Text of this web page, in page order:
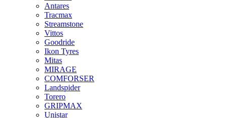
Antares
Tracmax
Streamstone
Vittos
Goodride
Ikon Tyres
Mitas
MIRAGE
COMFORSER
Landspider
Torero
GRIPMAX
Unistar